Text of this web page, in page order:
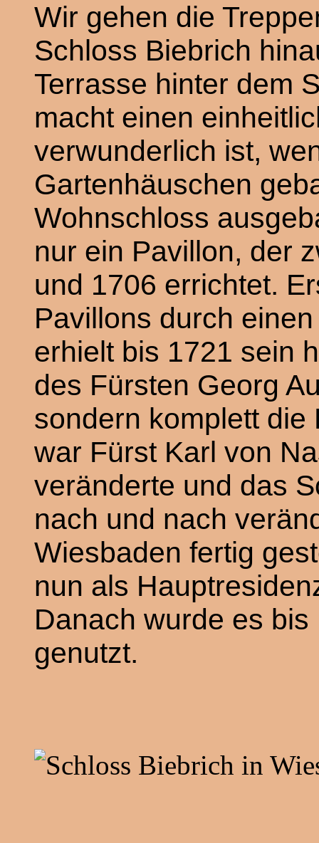
Wir gehen die
Schloss Biebrich
Terrasse hinter dem
macht einen
verwunderlich ist,
Gartenhäuschen
Wohnschloss
nur ein Pavillon, der
und 1706 errichtet.
Pavillons durch
erhielt bis 1721 sein
des Fürsten Georg
sondern komplett
war Fürst Karl von
veränderte und das
nach und nach
Wiesbaden fertig
nun als
Danach wurde es
genutzt.